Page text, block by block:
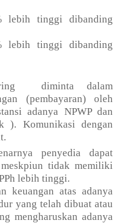
lebih tinggi dibanding
lebih tinggi dibanding
diminta dalam
(pembayaran) oleh
adanya NPWP dan
). Komunikasi dengan
penyedia dapat
tidak memiliki
lebih tinggi.
keuangan atas adanya
yang telah dibuat atau
mengharuskan adanya